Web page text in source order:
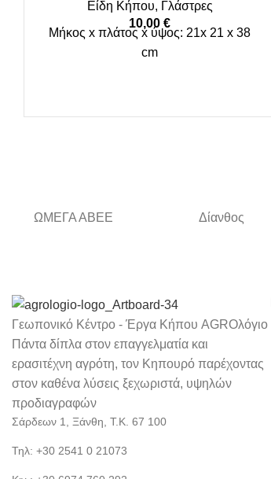
Είδη Κήπου, Γλάστρες
10,00€
Μήκος x πλάτος x ύψος: 21x 21 x 38
cm
ΩΜΕΓΑ ΑΒΕΕ Δίανθος
Γεωπονικό Κέντρο - Έργα Κήπου AGROλόγιο
Πάντα δίπλα στον επαγγελματία και
ερασιτέχνη αγρότη, τον Κηπουρό παρέχοντας
στον καθένα λύσεις ξεχωριστά, υψηλών
προδιαγραφών
Σάρδεων 1, Ξάνθη, Τ.Κ. 67 100
Τηλ: +30 2541 0 21073